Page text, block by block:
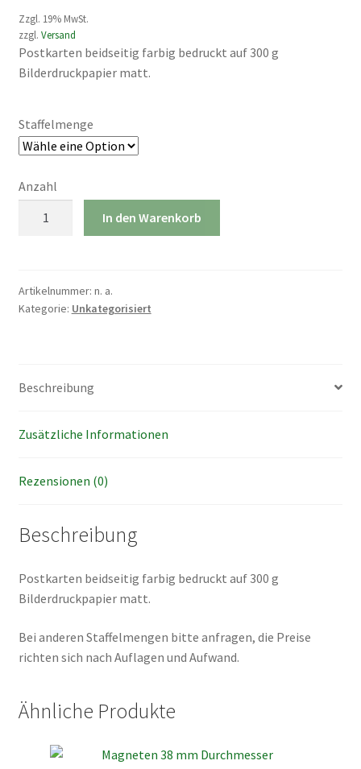
Zzgl. 19% MwSt.
zzgl. Versand
Postkarten beidseitig farbig bedruckt auf 300 g
Bilderdruckpapier matt.
Staffelmenge
Anzahl
Menge
In den Warenkorb
Artikelnummer: n. a.
Kategorie: Unkategorisiert
Beschreibung
Zusätzliche Informationen
Rezensionen (0)
Beschreibung
Postkarten beidseitig farbig bedruckt auf 300 g
Bilderdruckpapier matt.
Bei anderen Staffelmengen bitte anfragen, die Preise
richten sich nach Auflagen und Aufwand.
Ähnliche Produkte